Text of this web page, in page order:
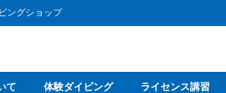
ングショップ
て 体験ダイビング ライセンス講習